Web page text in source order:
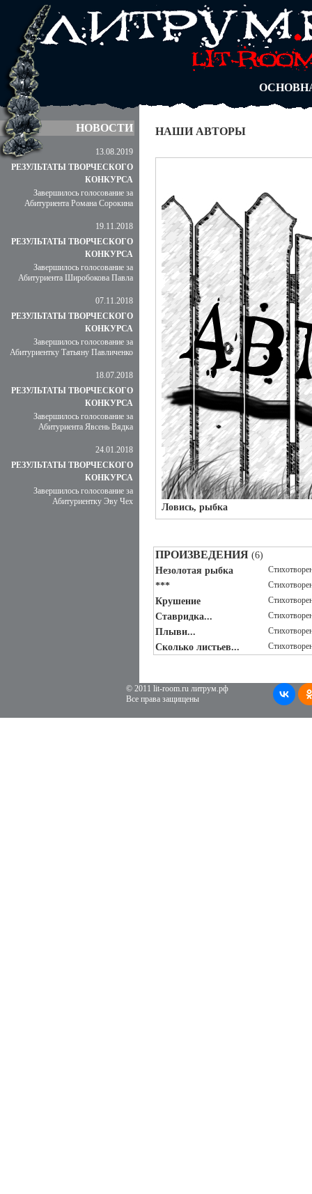
АВТОРЫ
БЛОГИ
АБИТУРА
НОВОСТИ
13.08.2019
РЕЗУЛЬТАТЫ ТВОРЧЕСКОГО
КОНКУРСА
Завершилось голосование за
Абитуриента Романа Сорокина
19.11.2018
РЕЗУЛЬТАТЫ ТВОРЧЕСКОГО
КОНКУРСА
Завершилось голосование за
Абитуриента Широбокова Павла
07.11.2018
РЕЗУЛЬТАТЫ ТВОРЧЕСКОГО
КОНКУРСА
Завершилось голосование за
Абитуриентку Татьяну Павличенко
18.07.2018
РЕЗУЛЬТАТЫ ТВОРЧЕСКОГО
КОНКУРСА
Завершилось голосование за
Абитуриента Явсень Вядка
24.01.2018
РЕЗУЛЬТАТЫ ТВОРЧЕСКОГО
КОНКУРСА
Завершилось голосование за
Абитуриентку Эву Чех
НАШИ АВТОРЫ
Ловись, рыбка
ПРОИЗВЕДЕНИЯ (6)
Незолотая рыбка
***
Крушение
Ставридка...
Плыви...
Сколько листьев...
© 2011 lit-room.ru литрум.рф
Все права защищены